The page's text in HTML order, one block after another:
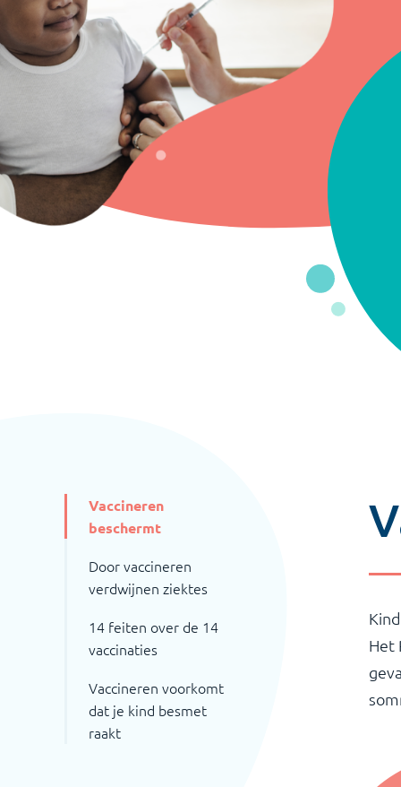
Vaccineren
beschermt
Door vaccineren
verdwijnen ziektes
14 feiten over de 14
vaccinaties
Vaccineren voorkomt
dat je kind besmet
raakt
Het